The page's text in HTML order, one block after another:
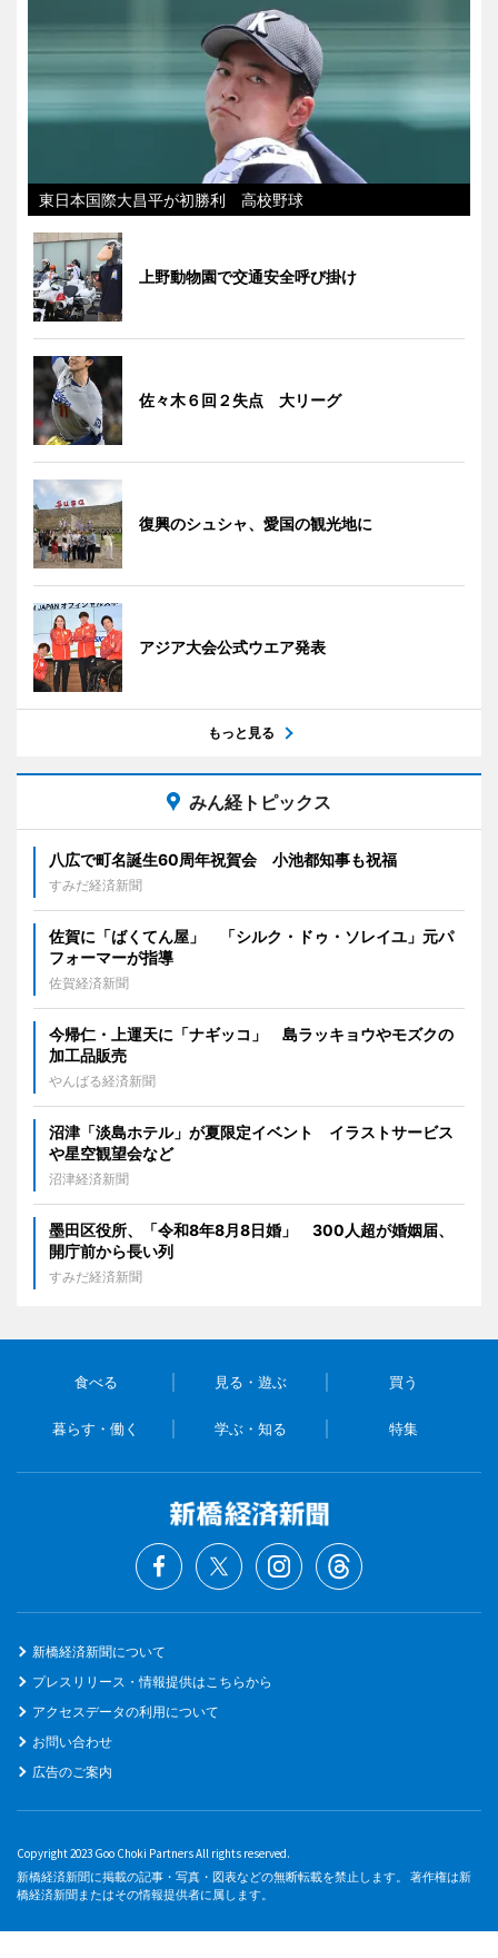
東日本国際大昌平が初勝利 高校野球
上野動物園で交通安全呼び掛け
佐々木６回２失点 大リーグ
復興のシュシャ、愛国の観光地に
アジア大会公式ウエア発表
もっと見る
みん経トピックス
八広で町名誕生60周年祝賀会 小池都知事も祝福
すみだ経済新聞
佐賀に「ばくてん屋」 「シルク・ドゥ・ソレイユ」元パ
フォーマーが指導
佐賀経済新聞
今帰仁・上運天に「ナギッコ」 島ラッキョウやモズクの
加工品販売
やんばる経済新聞
沼津「淡島ホテル」が夏限定イベント イラストサービス
や星空観望会など
沼津経済新聞
墨田区役所、「令和8年8月8日婚」 300人超が婚姻届、
開庁前から長い列
すみだ経済新聞
食べる 見る・遊ぶ 買う
暮らす・働く 学ぶ・知る 特集
新橋経済新聞について
プレスリリース・情報提供はこちらから
アクセスデータの利用について
お問い合わせ
広告のご案内
Copyright 2023 Goo Choki Partners All rights reserved.
新橋経済新聞に掲載の記事・写真・図表などの無断転載を禁止します。 著作権は新
橋経済新聞またはその情報提供者に属します。